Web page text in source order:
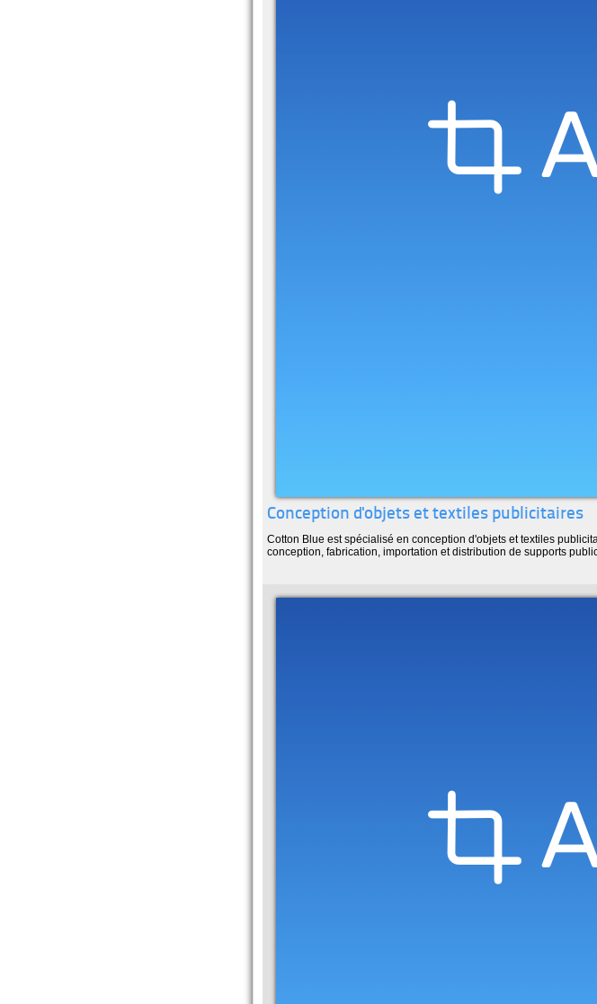
Conception d'objets et textiles publicitaires
Cotton Blue est spécialisé en conception d'objets et textiles
conception, fabrication, importation et distribution de supports